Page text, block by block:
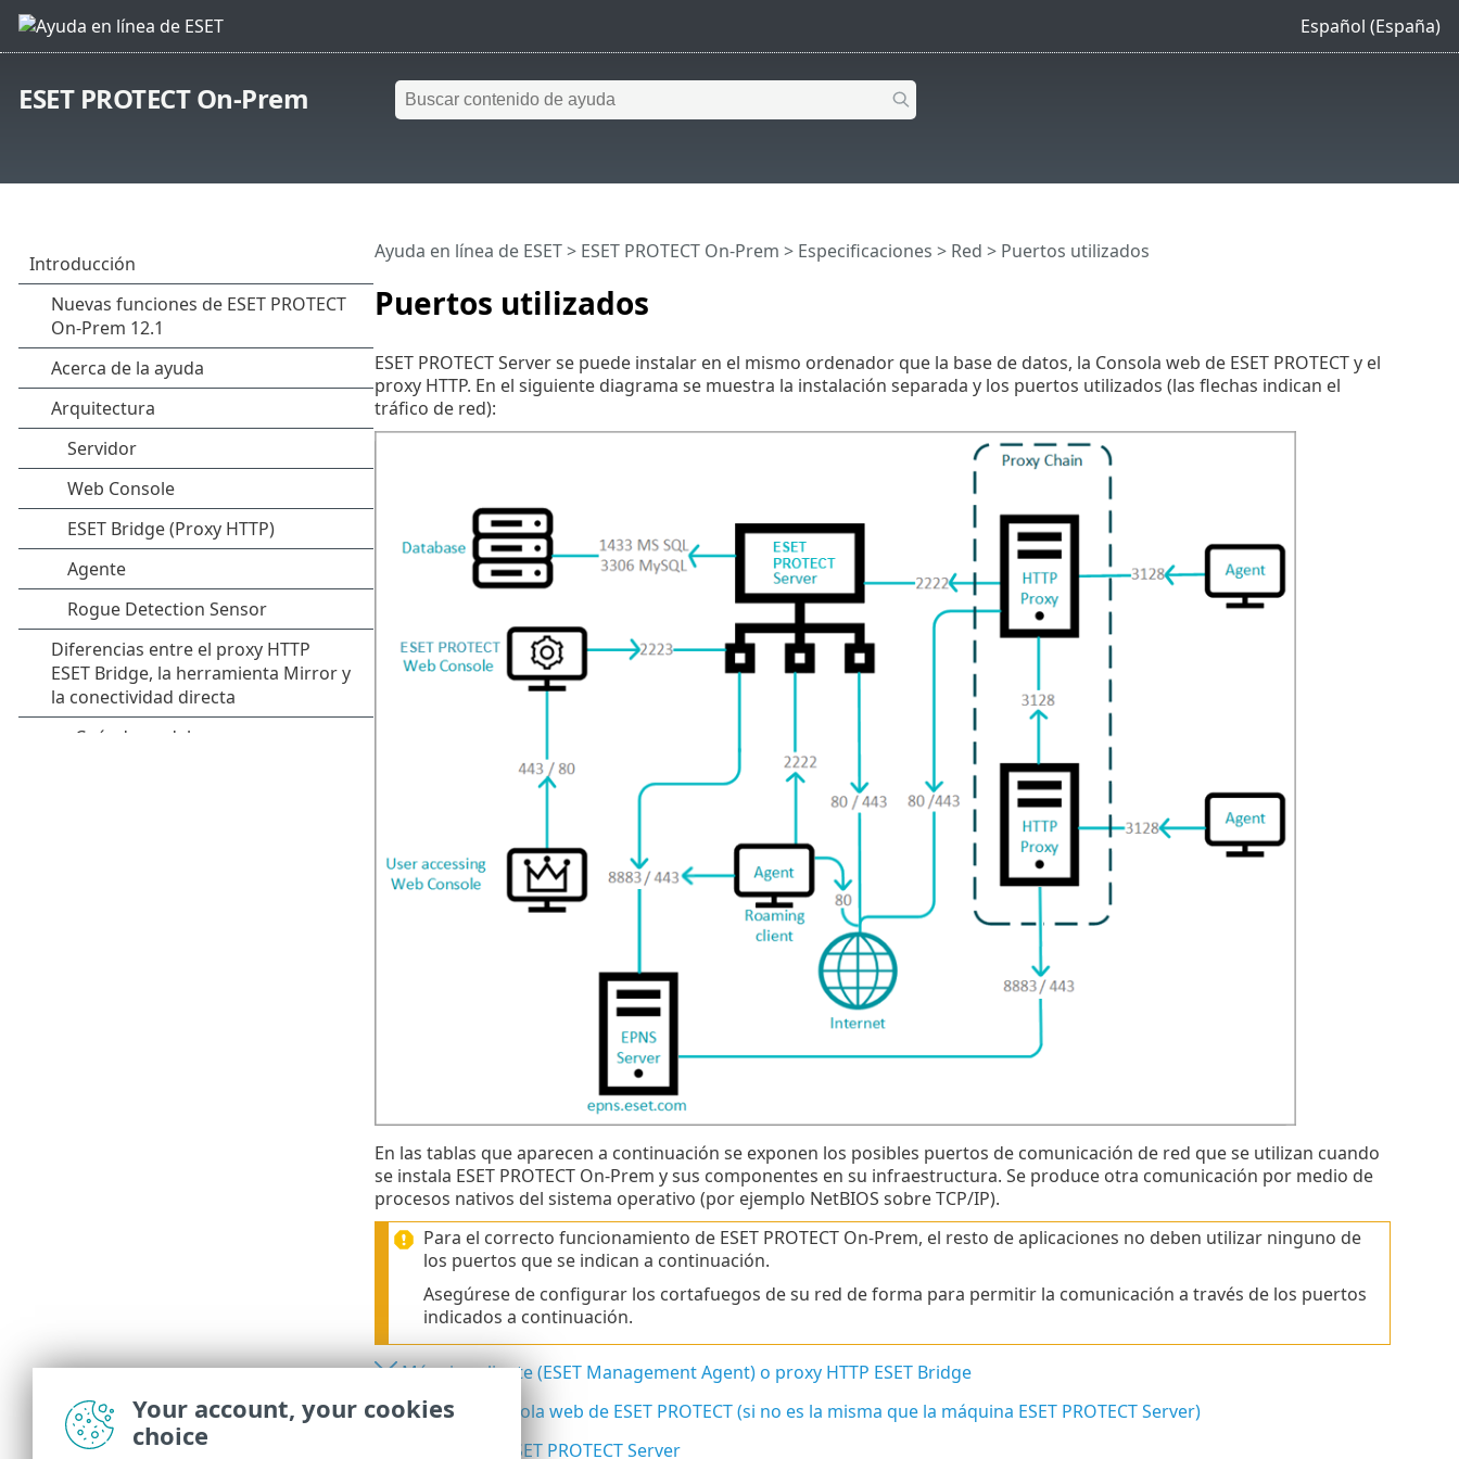
Español (España)
ESET PROTECT On-Prem
Puertos utilizados
Ayuda en línea de ESET> ESET PROTECT On-Prem > Especificaciones > Red > Puertos utilizados
ESET PROTECT Server se puede instalar en el mismo ordenador que la base de datos, la Consola web de ESET PROTECT y el
proxy HTTP. En el siguiente diagrama se muestra la instalación separada y los puertos utilizados (las flechas indican el
tráfico de red):
En las tablas que aparecen a continuación se exponen los posibles puertos de comunicación de red que se utilizan cuando
se instala ESET PROTECT On-Prem y sus componentes en su infraestructura. Se produce otra comunicación por medio de
procesos nativos del sistema operativo (por ejemplo NetBIOS sobre TCP/IP).
Para el correcto funcionamiento de ESET PROTECT On-Prem, el resto de aplicaciones no deben utilizar ninguno de
los puertos que se indican a continuación.
Asegúrese de configurar los cortafuegos de su red de forma para permitir la comunicación a través de los puertos
indicados a continuación.
Máquina cliente (ESET Management Agent) o proxy HTTP ESET Bridge
Máquina Consola web de ESET PROTECT (si no es la misma que la máquina ESET PROTECT Server)
Máquina de ESET PROTECT Server
Your account, your cookies
choice